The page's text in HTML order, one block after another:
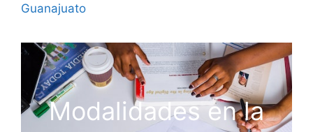
Guanajuato
Modalidades en la